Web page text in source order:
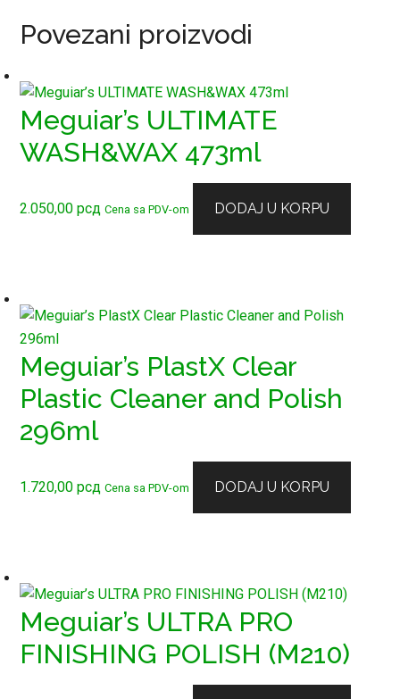
Povezani proizvodi
Meguiar’s ULTIMATE
WASH&WAX 473ml
2.050,00рсд Cena sa PDV-om DODAJ U KORPU
Meguiar’s PlastX Clear
Plastic Cleaner and Polish
296ml
1.720,00рсд Cena sa PDV-om DODAJ U KORPU
Meguiar’s ULTRA PRO
FINISHING POLISH (M210)